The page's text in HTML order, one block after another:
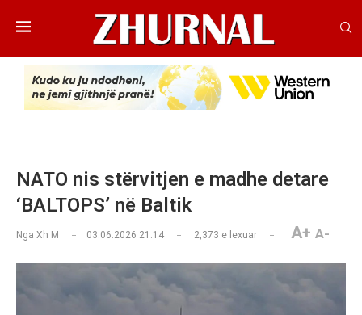
NATO nis stërvitjen e madhe detare
‘BALTOPS’ në Baltik
Nga Xh M 03.06.2026 21:14 2,373 e lexuar A+ A-